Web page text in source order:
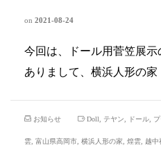
on 2021-08-24
今回は、ドール用菅笠展
ありまして、横浜人形の
お知らせ Doll テヤン ドール
雲 富山県高岡市 横浜人形の家 煌雲 越中